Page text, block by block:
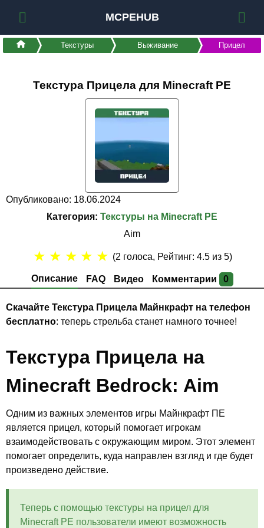
MCPEHUB
Текстуры Выживание Прицел
Текстура Прицела для Minecraft PE
Опубликовано: 18.06.2024
Категория: Текстуры на Minecraft PE
Aim
Описание FAQ Видео Комментарии 0
★ ★ ★ ★ ★ (2 голоса, Рейтинг:4.5 из 5)
Скачайте Текстура Прицела Майнкрафт на телефон
бесплатно: теперь стрельба станет намного точнее!
Текстура Прицела на
Minecraft Bedrock: Aim
Одним из важных элементов игры Майнкрафт ПЕ
является прицел, который помогает игрокам
взаимодействовать с окружающим миром. Этот элемент
помогает определить, куда направлен взгляд и где будет
произведено действие.
Теперь с помощью текстуры на прицел для
Minecraft PE пользователи имеют возможность